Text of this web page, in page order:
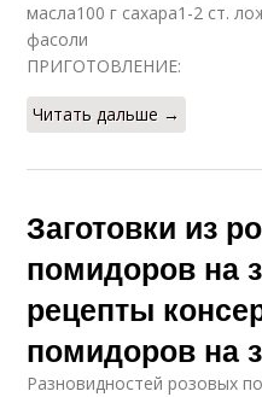
масла100 г сахара1-2 ст.
фасоли
ПРИГОТОВЛЕНИЕ:
Читать дальше →
Заготовки из
помидоров на
рецепты
помидоров на
Разновидностей розовых